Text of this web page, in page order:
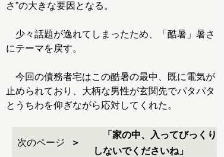
さ”の大きな要因となる。
少々話題が逸れてしまったため、「酷暑」暑さ
にテーマを戻す。
今回の債務者宅はこの酷暑の最中、既に電気が
止められており、大柄な男性が玄関先でパタパタ
とうちわを仰ぎながら応対してくれた。
次のページ
「家の中、入ってびっくり
しないでくださいね」